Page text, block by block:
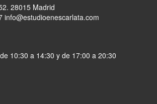
28015 Madrid
info@estudioenescarlata.com
10:30 a 14:30 y de 17:00 a 20:30